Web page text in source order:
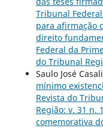
Tribunal
para afirmação
direito
Federal da
do Tribunal
Saulo José
mínimo
Revista do
Região: v. 31 n.
comemorativa